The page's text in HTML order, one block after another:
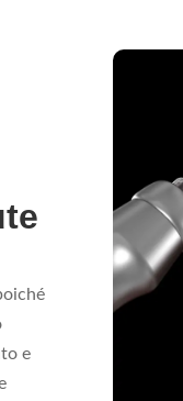
e